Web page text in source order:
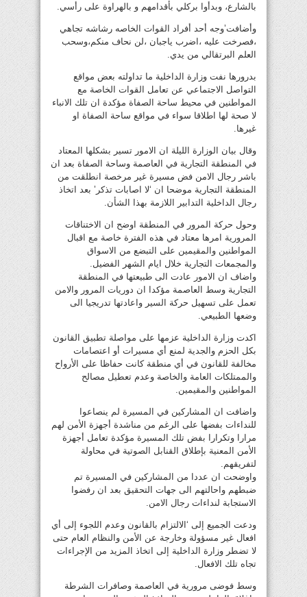
بالشارع، وبدأوا بركلي بأقدامهم و بالهراوة على رأسي.
وأضافت’وجه أحد أفراد القوات الخاصه رشاشه تجاهي
،فصرخت عليه ،اضرب ياجبان ،لن نحاف منكم،وسحب
العلم البرتقالي من يدي.
بدرورها نفت وزارة الداخلية ما تداولته بعض مواقع
التواصل الاجتماعي عن تعامل القوات الخاصة مع
المواطنين في محيط ساحة الصفاة مؤكدة ان تلك الانباء
لا صحة لها اطلاقا سواء في مواقع ساحة الصفاة او
غيرها.
وقال بيان الوزارة الليلة ان الامور تسير بشكلها المعتاد
في المنطقة التجارية في العاصمة وساحة الصفاة بعد ان
باشر رجال الامن فض مسيرة غير مرخصة انطلقت من
المنطقة التجارية موضحا ان ‘لا اصابات تذكر’ بعد اتخاذ
رجال الداخلية التدابير اللازمة بهذا الشأن.
وحول حركة المرور في المنطقة اوضح ان الاختناقات
المرورية امرها معتاد في هذه الفترة خاصة مع اقبال
المواطنين والمقيمين على التبضع من الاسواق
والمجمعات التجارية خلال ايام الشهر الفضيل.
واضاف ان الامور عادت الى طبيعتها في المنطقة
التجارية وسط العاصمة مؤكدا ان دوريات المرور والامن
تعمل على تسهيل حركة السير واعادتها تدريجيا الى
وضعها الطبيعي.
اكدت وزارة الداخلية عزمها على مواصلة تطبيق القانون
بكل الحزم والجدية لمنع أي مسيرات أو اعتصامات
مخالفة للقانون في أي منطقة كانت حفاظا على الأرواح
والممتلكات العامة والخاصة وعدم تعطيل مصالح
المواطنين والمقيمين.
واضافت ان المشاركين في المسيرة لم ينصاعوا
للنداءات بفضها على الرغم من مناشدة أجهزة الأمن لهم
مرارا وتكرارا بفض تلك المسيرة مؤكدة تعامل أجهزة
الأمن المعنية بإطلاق القنابل الصوتية في محاولة
لتفريقهم.
واوضحت ان عددا من المشاركين في المسيرة تم
ضبطهم واحالتهم الى جهات التحقيق بعد ان رفضوا
الاستجابة لنداءات رجال الامن.
ودعت الجميع إلى ‘الالتزام بالقانون وعدم اللجوء إلى أي
افعال غير مسؤولة وخارجة عن الأمن والنظام العام حتى
لا تضطر وزارة الداخلية إلى اتخاذ المزيد من الإجراءات
تجاه تلك الافعال.
وسط فوضى مرورية في العاصمة وصافرات الشرطة